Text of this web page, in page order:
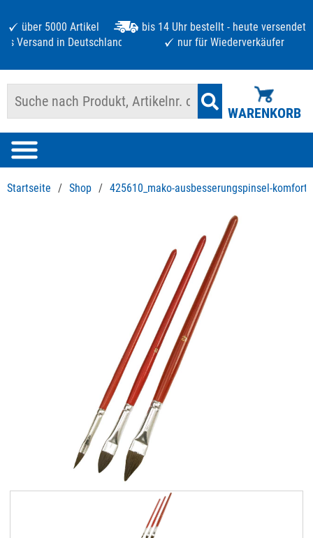
über 5000 Artikel
bis 14 Uhr bestellt - heute versendet
Versand in Deutschland ab 125 €
nur für Wiederverkäufer
WARENKORB
Startseite / Shop / 425610_mako-ausbesserungspinsel-komfort